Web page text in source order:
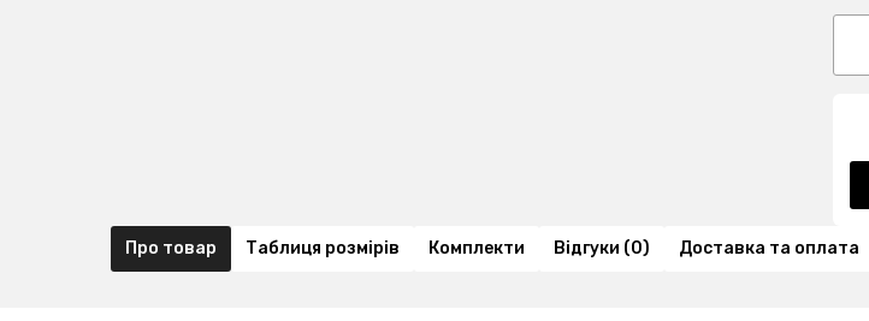
Про товар Таблиця розмірів Комплекти Відгуки (0) Доставка та оплата